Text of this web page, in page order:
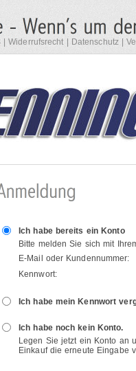
|Widerrufsrecht| Datenschutz|
Ich habe bereits ein Konto
Bitte melden Sie sich mit
E-Mail oder Kundennummer:
Kennwort:
Ich habe mein Kennwort
Ich habe noch kein Konto.
Legen Sie jetzt ein Konto an
Einkauf die erneute Eingabe